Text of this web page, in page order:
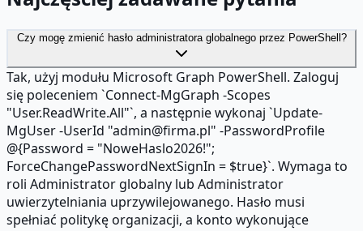
Czy mogę zmienić hasło administratora globalnego przez PowerShell?
Tak, użyj modułu Microsoft Graph PowerShell. Zaloguj
się poleceniem `Connect-MgGraph -Scopes
"User.ReadWrite.All"`, a następnie wykonaj `Update-
MgUser -UserId "admin@firma.pl" -PasswordProfile
@{Password = "NoweHaslo2026!";
ForceChangePasswordNextSignIn = $true}`. Wymaga to
roli Administrator globalny lub Administrator
uwierzytelniania uprzywilejowanego. Hasło musi
spełniać politykę organizacji, a konto wykonujące